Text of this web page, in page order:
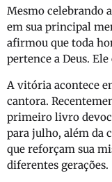
Mesmo celebrando
em sua principal
afirmou que toda
pertence a Deus.
A vitória acontece
cantora.
primeiro livro
para julho, além da
que reforçam sua
diferentes gerações.